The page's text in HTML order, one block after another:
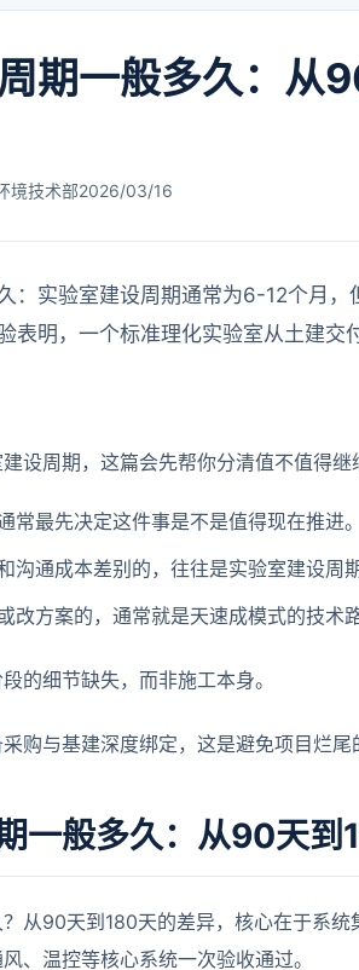
期一般多久：从
境技术部2026/03/16
：实验室建设周期通常为6-12个月
表明，一个标准理化实验室从土建交
设周期，这篇会先帮你分清值不值得继
常最先决定这件事是不是值得现在推进。
沟通成本差别的，往往是实验室建设周
改方案的，通常就是天速成模式的技术
的细节缺失，而非施工本身。
购与基建深度绑定，这是避免项目烂尾
一般多久：从90天
从90天到180天的差异，核心在于系
、温控等核心系统一次验收通过。